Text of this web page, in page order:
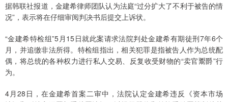
据韩联社报道，金建希律师团队认为法庭“过分扩大了不利于被告的情
况”，表示将在仔细审阅判决书后提交上诉状。
“金建希特检组”5月15日就此案请求法院判处金建希有期徒刑7年6个
月，并追缴非法所得。特检组指出，相关犯罪是指被告人作为总统配
偶，将总统的各种权力进行私人交易、反复收受财物的“卖官鬻爵”行
为。
4月28日，在金建希首案二审中，法院认定金建希违反《资本市场